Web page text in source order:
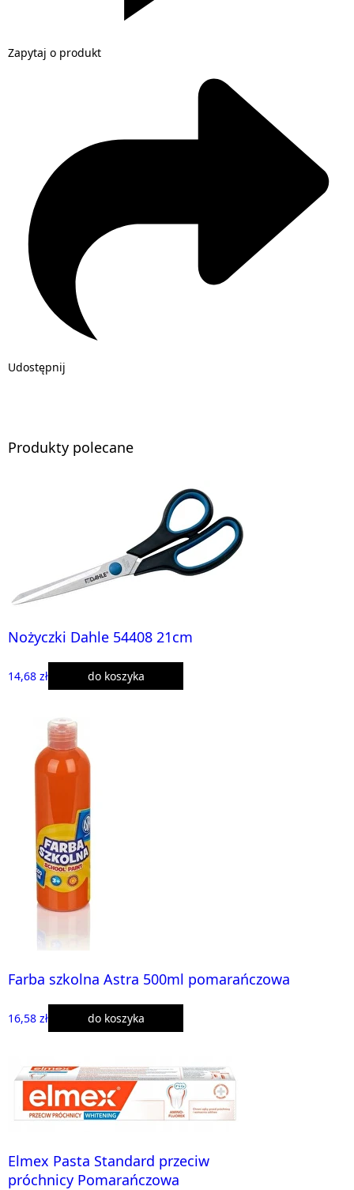
Zapytaj o produkt
Udostępnij
Produkty polecane
Nożyczki Dahle 54408 21cm
14,68 zł do koszyka
Farba szkolna Astra 500ml pomarańczowa
16,58 zł do koszyka
Elmex Pasta Standard przeciw
próchnicy Pomarańczowa